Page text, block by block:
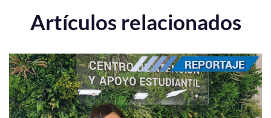
Artículos relacionados